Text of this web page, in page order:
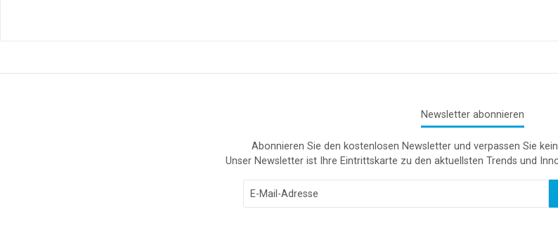
Newsletter abonnieren
Abonnieren Sie den kostenlosen Newsletter und verpassen Sie
Unser Newsletter ist Ihre Eintrittskarte zu den aktuellsten Trends und